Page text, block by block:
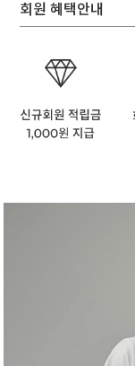
회원 혜택안내